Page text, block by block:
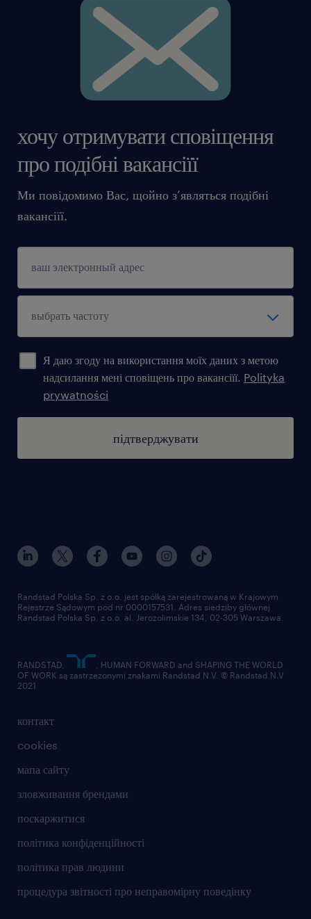
хочу отримувати сповіщення
про подібні вакансіїї
Ми повідомимо Вас, щойно з’являться подібні
вакансіїї.
Я даю згоду на використання моїх даних з метою
надсилання мені сповіщень про вакансіїї. Polityka
prywatności
підтверджувати
контакт
cookies
мапа сайту
зловживання брендами
поскаржитися
політика конфіденційності
політика прав людини
процедура звітності про неправомірну поведінку
Randstad Polska Sp. z o.o. jest spółką zarejestrowaną w Krajowym
Rejestrze Sądowym pod nr 0000157531. Adres siedziby głównej
Randstad Polska Sp. z o.o. al. Jerozolimskie 134, 02-305 Warszawa.
RANDSTAD,
, HUMAN FORWARD and SHAPING THE WORLD
OF WORK są zastrzeżonymi znakami Randstad N.V. © Randstad N.V
2021